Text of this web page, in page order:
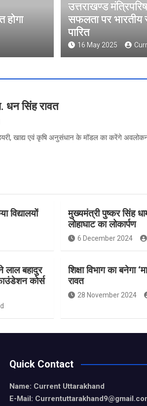
उत्तराखण्ड
सफलता पर भारतीय
पारित
16 May 2025
धन सिंह रावत
खाद्य एवं कृषि अनुसंधान के मॉडल का करेंगे
विद्यालयों
मुख्यमंत्री पुष्कर सिंह
लोहाघाट का लोकार्पण
6 December 2024
लाल बहादुर
कोर्स
शिक्षा विभाग का बनेगा
रावत
28 November 2024
Quick Contact
Name: Current Uttarakhand
E-Mail: Currentuttarakhand9